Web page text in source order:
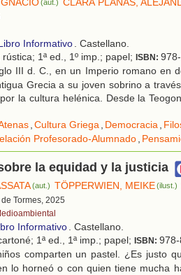
(aut.) CLARÁ PLANAS,
Informativo. Castellano.
1ª ed., 1º imp.; papel; ISBN:
III d. C., en un Imperio romano en
Grecia a su joven sobrino a
la cultura helénica. Desde la
,Cultura Griega, Democracia,
Profesorado-Alumnado,
la equidad y la justicia
(aut.) TÖPPERWIEN, MEIKE(ilust.)
Tormes, 2025
Informativo. Castellano.
1ª ed., 1ª imp.; papel; ISBN:
comparten un pastel. ¿Es justo
lo horneó o con quien tiene mucha